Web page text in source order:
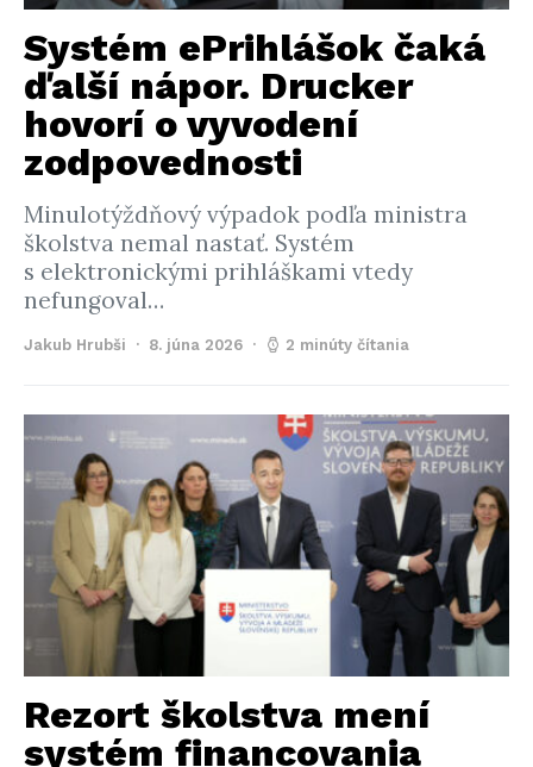
Systém ePrihlášok čaká
ďalší nápor. Drucker
hovorí o vyvodení
zodpovednosti
Minulotýždňový výpadok podľa ministra
školstva nemal nastať. Systém
s elektronickými prihláškami vtedy
nefungoval…
Jakub Hrubši 8. júna 2026 2 minúty čítania
Rezort školstva mení
systém financovania